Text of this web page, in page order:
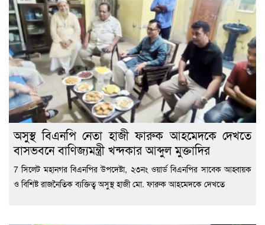
অসুস্থ বিএনপি নেতা হাজী ফারুক আহমেদকে দেখতে
বাসভবনে বাণিজ্যমন্ত্রী খন্দকার আব্দুল মুক্তাদির
7 সিলেট মহানগর বিএনপির উপদেষ্টা, ২৩নং ওয়ার্ড বিএনপির সাবেক আহ্বায়ক
ও বিশিষ্ট রাজনৈতিক ব্যক্তিত্ব অসুস্থ হাজী মো. ফারুক আহমেদকে দেখতে